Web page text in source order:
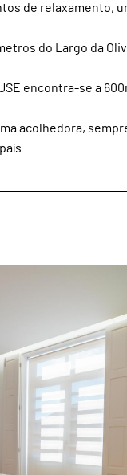
de relaxamento,
do Largo da
encontra-se a
acolhedora,